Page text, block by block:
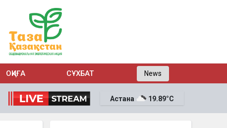
ОҚИҒА СҰХБАТ News
Астана 19.89°C